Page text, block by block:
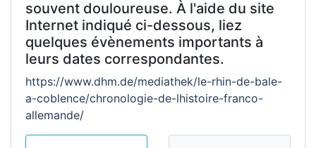
souvent douloureuse. À l'aide du site
Internet indiqué ci-dessous, liez
quelques évènements importants à
leurs dates correspondantes.
https://www.dhm.de/mediathek/le-rhin-de-bale-
a-coblence/chronologie-de-lhistoire-franco-
allemande/